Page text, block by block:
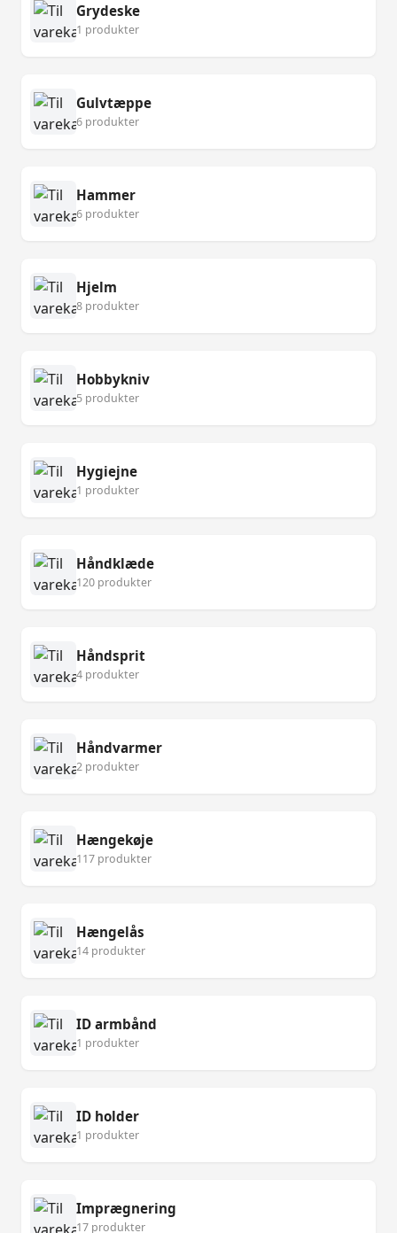
Grydeske
1 produkter
Gulvtæppe
6 produkter
Hammer
6 produkter
Hjelm
8 produkter
Hobbykniv
5 produkter
Hygiejne
1 produkter
Håndklæde
120 produkter
Håndsprit
4 produkter
Håndvarmer
2 produkter
Hængekøje
117 produkter
Hængelås
14 produkter
ID armbånd
1 produkter
ID holder
1 produkter
Imprægnering
17 produkter